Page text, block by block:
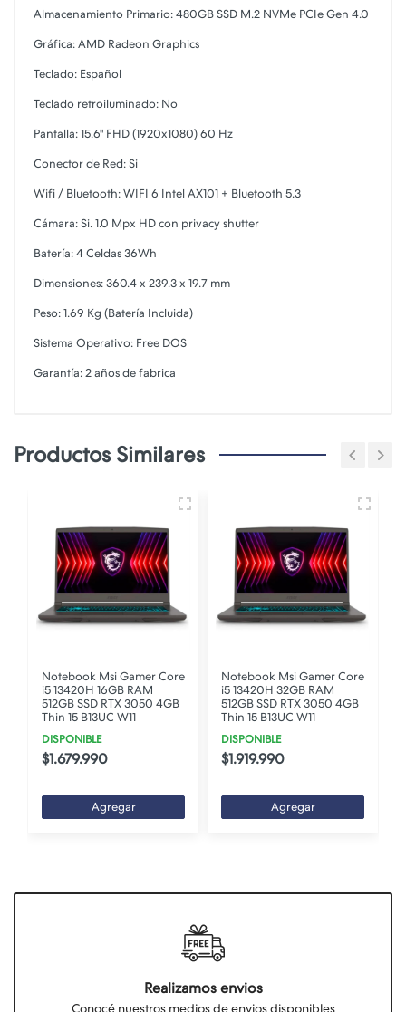
Almacenamiento Primario: 480GB SSD M.2 NVMe PCIe Gen 4.0
Gráfica: AMD Radeon Graphics
Teclado: Español
Teclado retroiluminado: No
Pantalla: 15.6" FHD (1920x1080) 60 Hz
Conector de Red: Si
Wifi / Bluetooth: WIFI 6 Intel AX101 + Bluetooth 5.3
Cámara: Si. 1.0 Mpx HD con privacy shutter
Batería: 4 Celdas 36Wh
Dimensiones: 360.4 x 239.3 x 19.7 mm
Peso: 1.69 Kg (Batería Incluida)
Sistema Operativo: Free DOS
Garantía: 2 años de fabrica
Productos Similares
Notebook Msi Gamer Core
i5 13420H 16GB RAM
512GB SSD RTX 3050 4GB
Thin 15 B13UC W11
DISPONIBLE
$1.679.990
Agregar
Notebook Msi Gamer Core
i5 13420H 32GB RAM
512GB SSD RTX 3050 4GB
Thin 15 B13UC W11
DISPONIBLE
$1.919.990
Agregar
Realizamos envios
Conocé nuestros medios de envios disponibles